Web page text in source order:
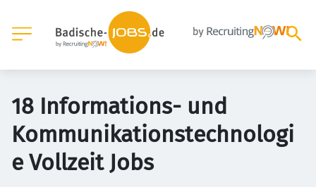
18 Informations- und
Kommunikationstechnologi
e Vollzeit Jobs